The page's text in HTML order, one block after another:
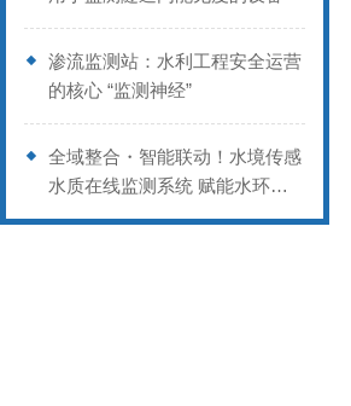
渗流监测站：水利工程安全运营
的核心 “监测神经”
全域整合・智能联动！水境传感
水质在线监测系统 赋能水环境
管控数字化